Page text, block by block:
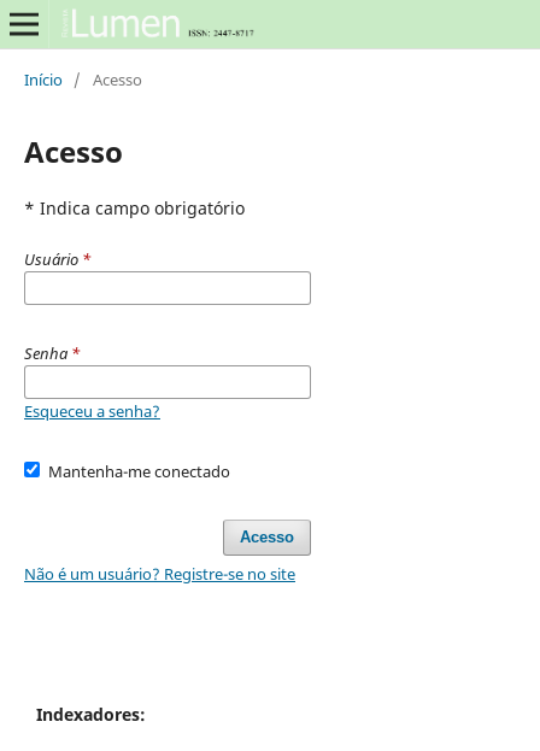
Início / Acesso
Acesso
* Indica campo obrigatório
Usuário *
Senha *
Esqueceu a senha?
Mantenha-me conectado
Acesso
Não é um usuário? Registre-se no site
Indexadores: